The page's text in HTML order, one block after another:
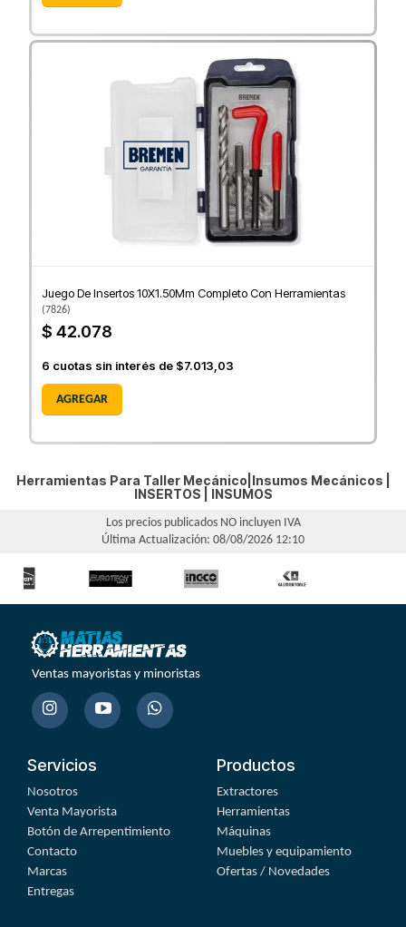
Juego De Insertos 10X1.50Mm Completo Con Herramientas
(7826)
$ 42.078
6 cuotas sin interés de $7.013,03
AGREGAR
Herramientas Para Taller Mecánico|Insumos Mecánicos |
INSERTOS
INSUMOS
Los precios publicados NO incluyen IVA
Última Actualización: 08/08/2026 12:10
Ventas mayoristas y minoristas
Servicios
Nosotros
Venta Mayorista
Botón de Arrepentimiento
Contacto
Marcas
Entregas
Productos
Extractores
Herramientas
Máquinas
Muebles y equipamiento
Ofertas / Novedades